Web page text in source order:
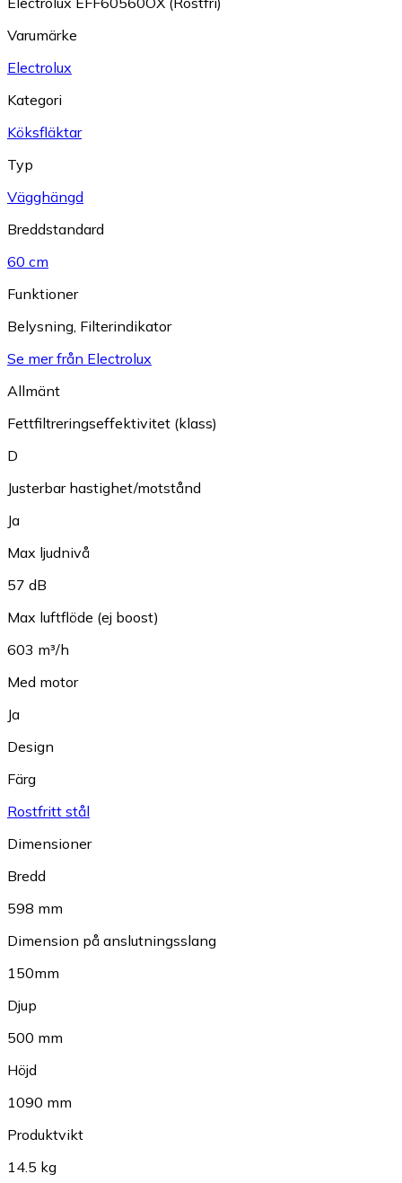
Varumärke
Electrolux
Kategori
Köksfläktar
Typ
Vägghängd
Breddstandard
60 cm
Funktioner
Belysning, Filterindikator
Se mer från Electrolux
Allmänt
Fettfiltreringseffektivitet (klass)
D
Justerbar hastighet/motstånd
Ja
Max ljudnivå
57 dB
Max luftflöde (ej boost)
603 m³/h
Med motor
Ja
Design
Färg
Rostfritt stål
Dimensioner
Bredd
598 mm
Dimension på anslutningsslang
150mm
Djup
500 mm
Höjd
1090 mm
Produktvikt
14.5 kg